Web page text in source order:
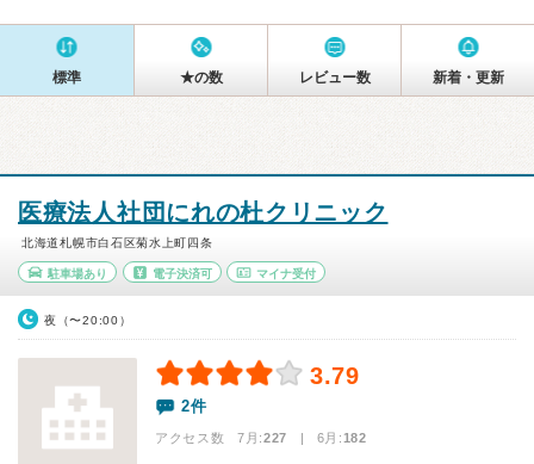
標準 ★の数 レビュー数 新着・更新
医療法人社団にれの杜クリニック
北海道札幌市白石区菊水上町四条
駐車場あり 電子決済可 マイナ受付
夜（〜20:00）
3.79
2件
アクセス数 7月:227 | 6月:182